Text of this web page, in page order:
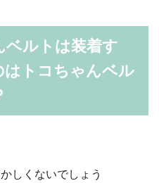
ベルトは装着す
はトコちゃんベル
しくないでしょう